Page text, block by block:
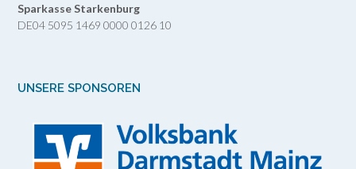
Sparkasse Starkenburg
DE04 5095 1469 0000 0126 10
UNSERE SPONSOREN